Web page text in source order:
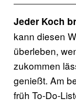
Jeder Koch
kann diesen
überleben,
zukommen
genießt. Am
früh To-Do-